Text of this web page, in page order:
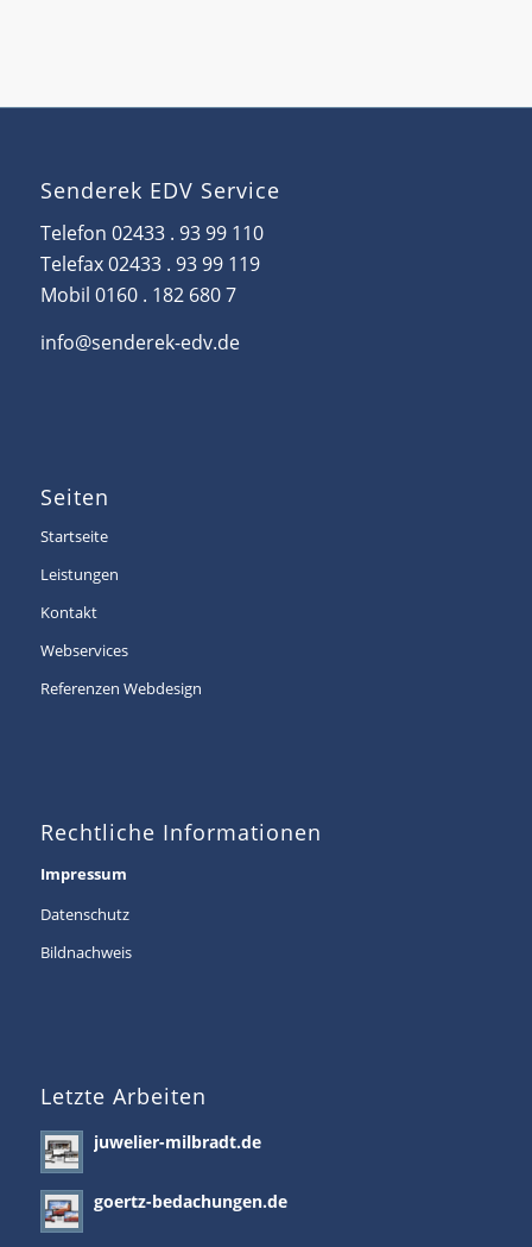
Senderek EDV Service
Telefon 02433 . 93 99 110
Telefax 02433 . 93 99 119
Mobil 0160 . 182 680 7
info@senderek-edv.de
Seiten
Startseite
Leistungen
Kontakt
Webservices
Referenzen Webdesign
Rechtliche Informationen
Impressum
Datenschutz
Bildnachweis
Letzte Arbeiten
juwelier-milbradt.de
goertz-bedachungen.de